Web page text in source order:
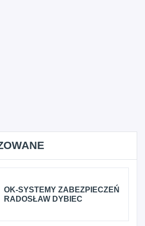
OK-SYSTEMY ZABEZPIECZEŃ
RADOSŁAW DYBIEC